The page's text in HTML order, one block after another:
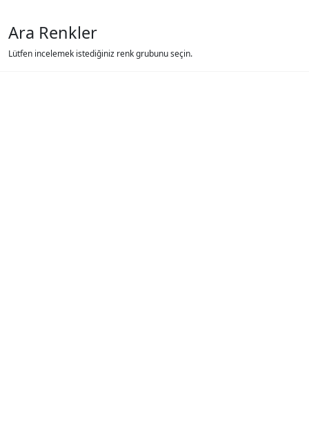
Ara Renkler
Lütfen incelemek istediğiniz renk grubunu seçin.